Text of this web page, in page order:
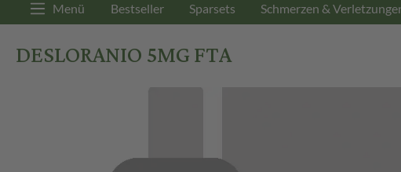
Menü Bestseller Sparsets Schmerzen &
DESLORANIO 5MG FTA